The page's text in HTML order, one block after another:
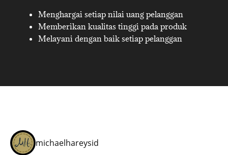
Menghargai setiap nilai uang pelanggan
Memberikan kualitas tinggi pada produk
Melayani dengan baik setiap pelanggan
michaelhareysid